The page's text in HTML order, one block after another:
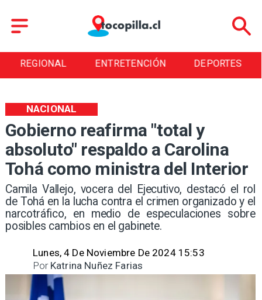
REGIONAL ENTRETENCIÓN DEPORTES
Gobierno reafirma "total y
absoluto" respaldo a Carolina
Tohá como ministra del Interior
​Camila Vallejo, vocera del Ejecutivo, destacó el rol
de Tohá en la lucha contra el crimen organizado y el
narcotráfico, en medio de especulaciones sobre
posibles cambios en el gabinete.
NACIONAL
Lunes, 4 De Noviembre De 2024 15:53
Katrina Nuñez Farias
Por